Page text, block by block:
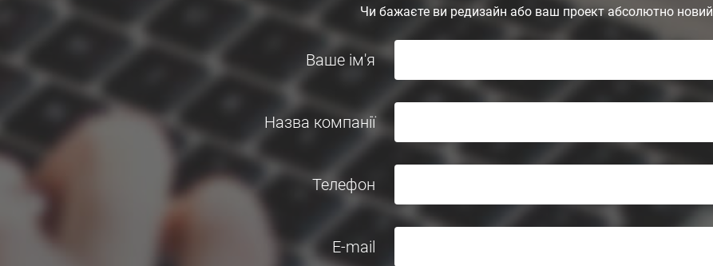
Чи бажаєте ви редизайн або ваш проект абсолютно новий
Ваше ім'я
Назва компанії
Телефон
E-mail